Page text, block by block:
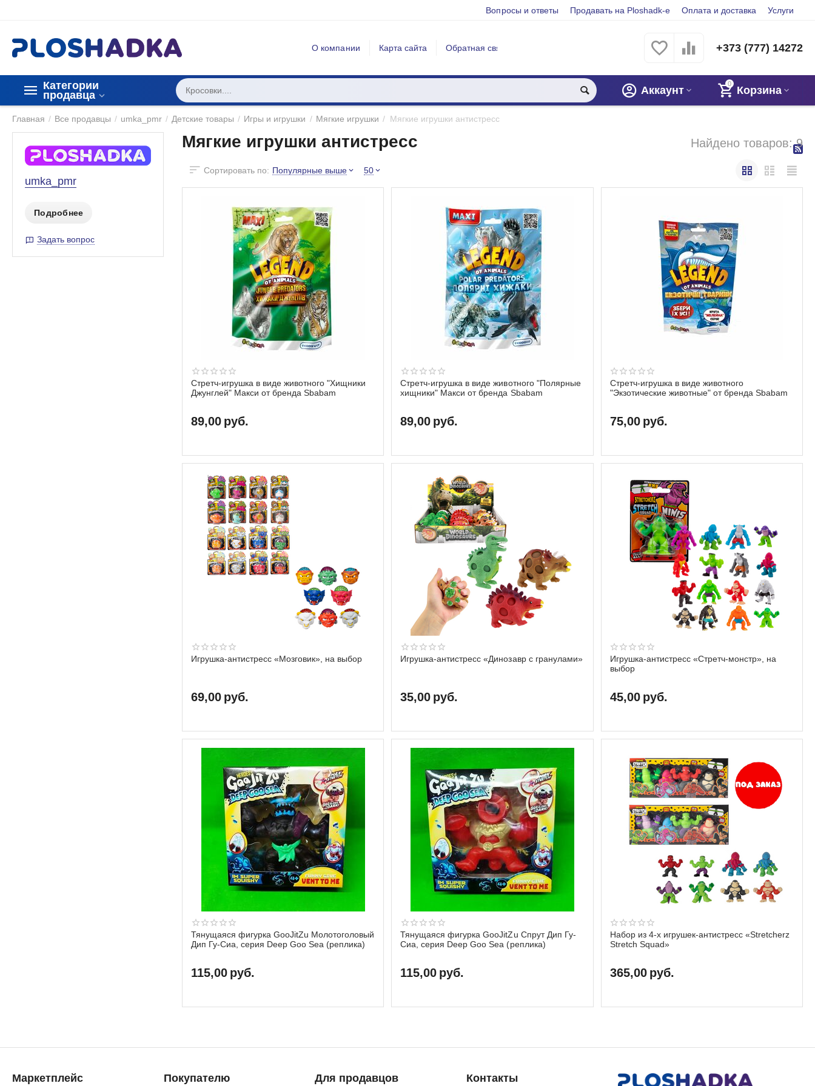
Вопросы и ответы Продавать на Ploshadk-e Оплата и доставка Услуги
О компании Карта сайта Обратная связь +373 (777) 14272
Категории
продавца
0
Корзина
Аккаунт
Главная / Все продавцы / umka_pmr / Детские товары / Игры и игрушки / Мягкие игрушки / Мягкие игрушки антистресс
Мягкие игрушки антистресс Найдено товаров: 9
Сортировать по: Популярные выше 50
Стретч-игрушка в виде животного "Хищники
Джунглей" Макси от бренда Sbabam
89,00 руб.
Стретч-игрушка в виде животного "Полярные
хищники" Макси от бренда Sbabam
89,00 руб.
Стретч-игрушка в виде животного
"Экзотические животные" от бренда Sbabam
75,00 руб.
Игрушка-антистресс «Мозговик», на выбор
69,00 руб.
Игрушка-антистресс «Динозавр с гранулами»
35,00 руб.
Игрушка-антистресс «Стретч-монстр», на
выбор
45,00 руб.
Тянущаяся фигурка GooJitZu Молотоголовый
Дип Гу-Сиа, серия Deep Goo Sea (реплика)
115,00 руб.
Тянущаяся фигурка GooJitZu Спрут Дип Гу-
Сиа, серия Deep Goo Sea (реплика)
115,00 руб.
Набор из 4-х игрушек-антистресс «Stretcherz
Stretch Squad»
365,00 руб.
umka_pmr
Подробнее
Задать вопрос
Маркетплейс Покупателю Для продавцов Контакты